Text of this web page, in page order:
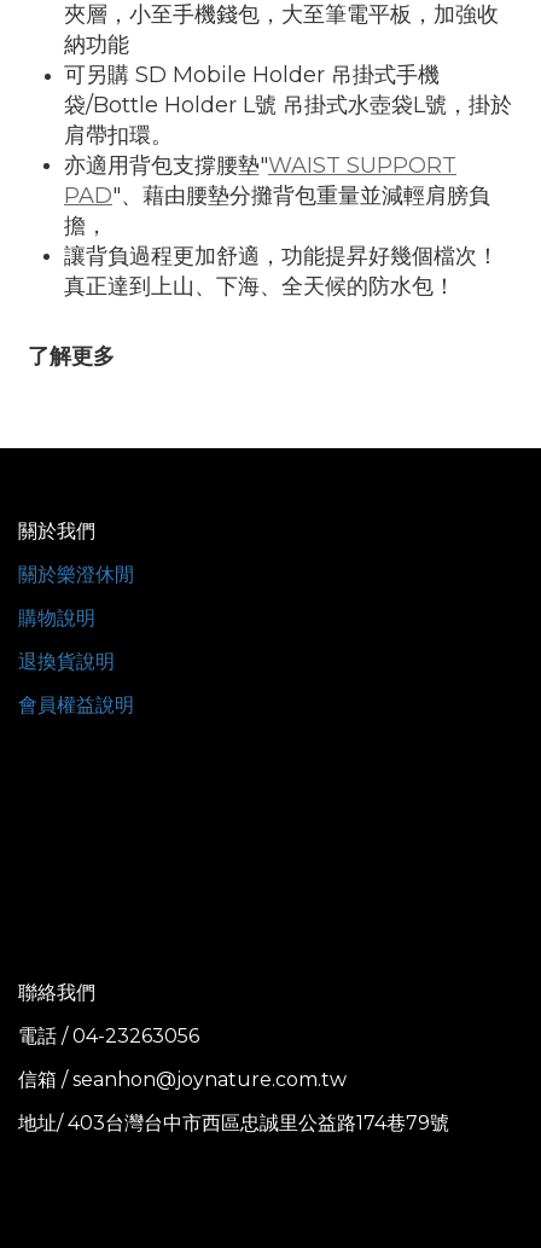
夾層，小至手機錢包，大至筆電平板，加強收
納功能
可另購 SD Mobile Holder 吊掛式手機
袋/Bottle Holder L號 吊掛式水壺袋L號，掛於
肩帶扣環。
亦適用背包支撐腰墊"WAIST SUPPORT
PAD"、藉由腰墊分攤背包重量並減輕肩膀負
擔，
讓背負過程更加舒適，功能提昇好幾個檔次！
真正達到上山、下海、全天候的防水包！
了解更多
關於我們
關於樂澄休閒
購物說明
退換貨說明
會員權益說明
聯絡我們
電話 / 04-23263056
信箱 / seanhon@joynature.com.tw
地址/ 403台灣台中市西區忠誠里公益路174巷79號